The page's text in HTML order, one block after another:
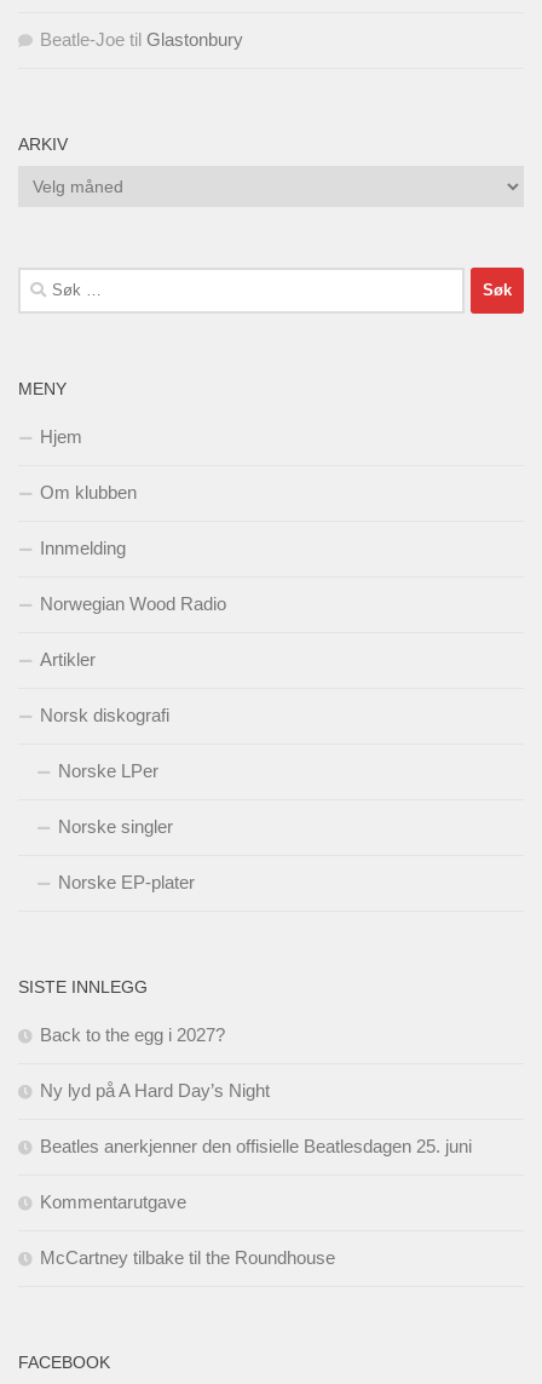
Beatle-Joe til Glastonbury
ARKIV
Arkiv
Søk
etter:
MENY
Hjem
Om klubben
Innmelding
Norwegian Wood Radio
Artikler
Norsk diskografi
Norske LPer
Norske singler
Norske EP-plater
SISTE INNLEGG
Back to the egg i 2027?
Ny lyd på A Hard Day’s Night
Beatles anerkjenner den offisielle Beatlesdagen 25. juni
Kommentarutgave
McCartney tilbake til the Roundhouse
FACEBOOK